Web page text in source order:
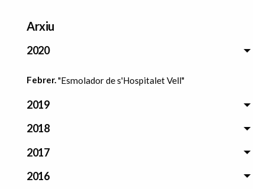
Arxiu
2020
Febrer."Esmolador de s'Hospitalet Vell"
2019
2018
2017
2016